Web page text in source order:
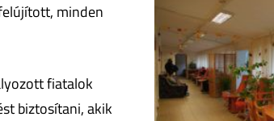
minden
fiatalok
biztosítani, akik